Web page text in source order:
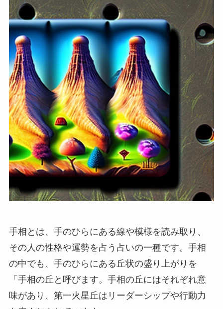
手相とは、手のひらにある線や模様を読み取り、
その人の性格や運勢を占う占いの一種です。手相
の中でも、手のひらにある丘状の盛り上がりを
「手相の丘と呼びます。手相の丘にはそれぞれ意
味があり、第一火星丘はリーダーシップや行動力